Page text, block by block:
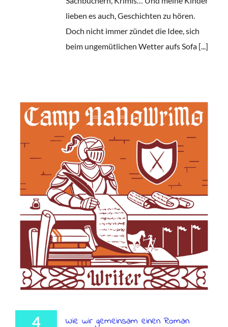
lieben es auch, Geschichten zu hören.
Doch nicht immer zündet die Idee, sich
beim ungemütlichen Wetter aufs Sofa [...]
4
Wie wir gemeinsam einen Roman